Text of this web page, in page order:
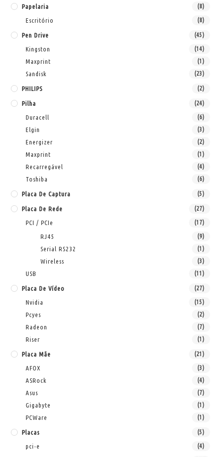
Papelaria (8)
Escritório (8)
Pen Drive (45)
Kingston (14)
Maxprint (1)
Sandisk (23)
PHILIPS (2)
Pilha (24)
Duracell (6)
Elgin (3)
Energizer (2)
Maxprint (1)
Recarregável (4)
Toshiba (6)
Placa De Captura (5)
Placa De Rede (27)
PCI / PCIe (17)
RJ45 (9)
Serial RS232 (1)
Wireless (3)
USB (11)
Placa De Vídeo (27)
Nvidia (15)
Pcyes (2)
Radeon (7)
Riser (1)
Placa Mãe (21)
AFOX (3)
ASRock (4)
Asus (7)
Gigabyte (1)
PCWare (1)
Placas (5)
pci-e (4)